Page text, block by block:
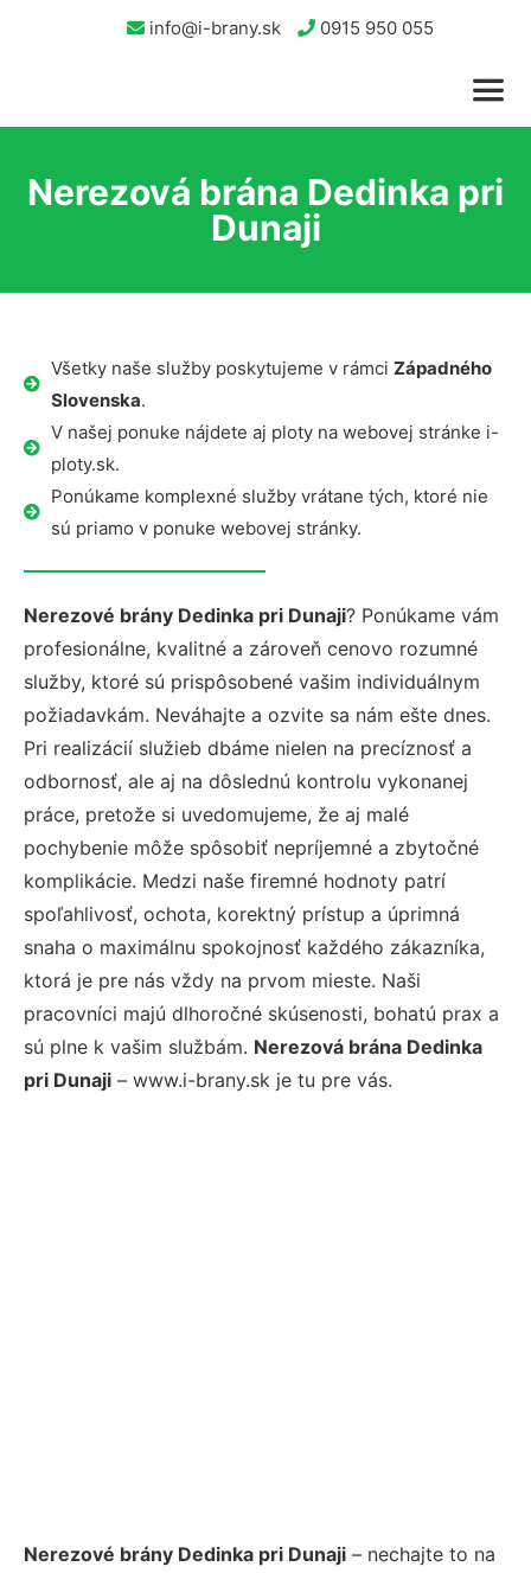
info@i-brany.sk 0915 950 055
Nerezová brána Dedinka pri
Dunaji
Všetky naše služby poskytujeme v rámci Západného
Slovenska.
V našej ponuke nájdete aj ploty na webovej stránke i-
ploty.sk.
Ponúkame komplexné služby vrátane tých, ktoré nie
sú priamo v ponuke webovej stránky.
Nerezové brány Dedinka pri Dunaji? Ponúkame vám
profesionálne, kvalitné a zároveň cenovo rozumné
služby, ktoré sú prispôsobené vašim individuálnym
požiadavkám. Neváhajte a ozvite sa nám ešte dnes.
Pri realizácií služieb dbáme nielen na precíznosť a
odbornosť, ale aj na dôslednú kontrolu vykonanej
práce, pretože si uvedomujeme, že aj malé
pochybenie môže spôsobiť nepríjemné a zbytočné
komplikácie. Medzi naše firemné hodnoty patrí
spoľahlivosť, ochota, korektný prístup a úprimná
snaha o maximálnu spokojnosť každého zákazníka,
ktorá je pre nás vždy na prvom mieste. Naši
pracovníci majú dlhoročné skúsenosti, bohatú prax a
sú plne k vašim službám. Nerezová brána Dedinka
pri Dunaji – www.i-brany.sk je tu pre vás.
Nerezové brány Dedinka pri Dunaji – nechajte to na